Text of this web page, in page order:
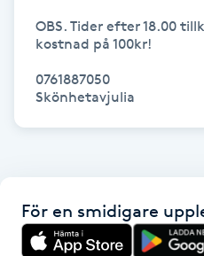
Healing
Hot Stone Massage
OBS. Tider efter 18.00
kostnad på 100kr!
0761887050
Skönhetavjulia
För en smidigare